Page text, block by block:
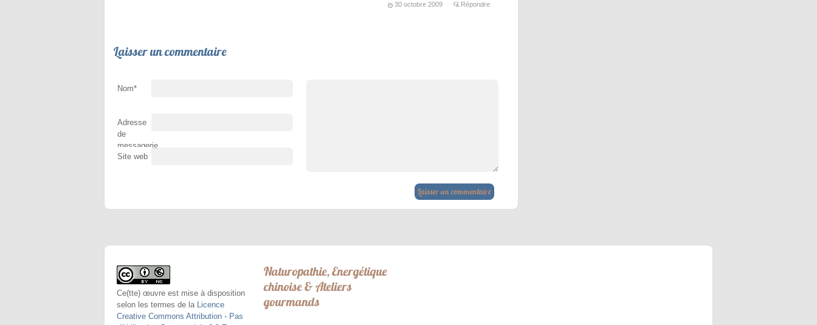
30 octobre 2009 Répondre
Laisser un commentaire
Nom*
Adresse
de
messagerie
*
Site web
Ce(tte) œuvre est mise à disposition
selon les termes de la
Licence
Creative Commons Attribution - Pas
Naturopathie, Energétique
chinoise & Ateliers
gourmands